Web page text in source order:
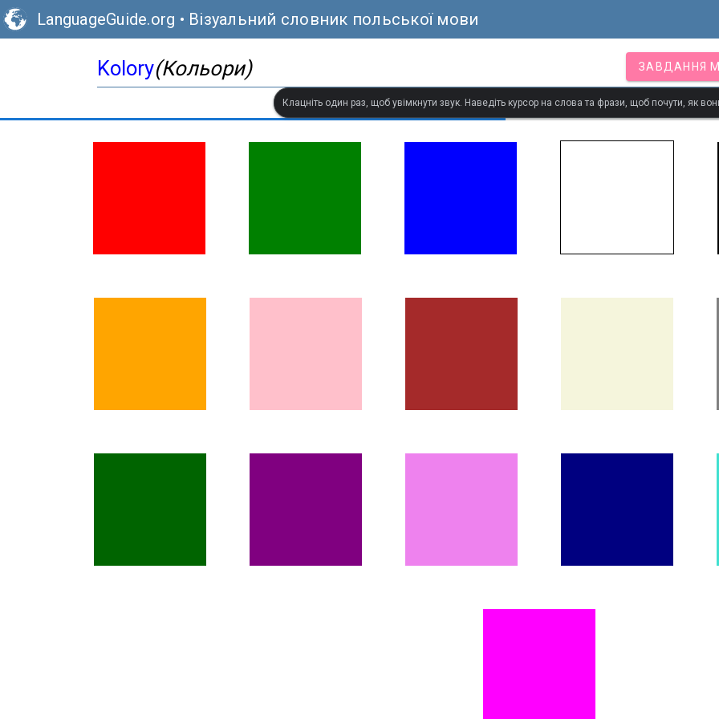
LanguageGuide.org • Візуальний словник польської мови
Kolory(Кольори) ЗАВДАННЯ
Клацніть один раз, щоб увімкнути звук. Наведіть курсор на слова та фрази, щоб почути, як